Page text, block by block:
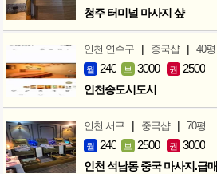
청주 터미널 마사지 샾
인천 연수구 | 중국샵 | 40평
월 240 보 3000 권 2500
인천송도시도시
인천 서구 | 중국샵 | 70평
월 240 보 2500 권 3000
인천 석남동 중국 마사지.급매